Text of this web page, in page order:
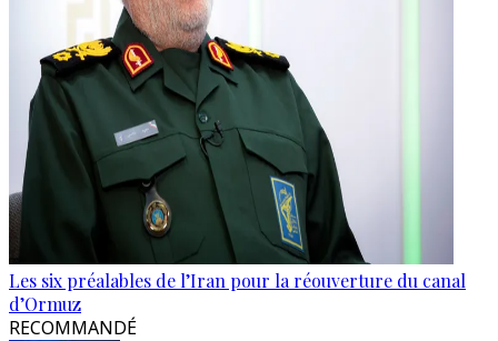
Les six préalables de l’Iran pour la réouverture du canal
d’Ormuz
RECOMMANDÉ